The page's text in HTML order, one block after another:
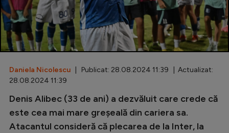
Fotbal feminin
Special
Diverse
Inedit
Daniela Nicolescu | Publicat: 28.08.2024 11:39 | Actualizat:
28.08.2024 11:39
Denis Alibec (33 de ani) a dezvăluit care crede că
este cea mai mare greșeală din cariera sa.
Atacantul consideră că plecarea de la Inter, la